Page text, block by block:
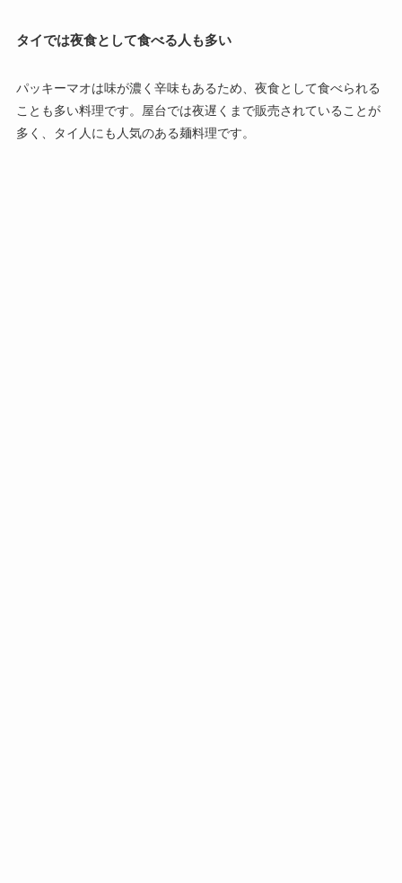
タイでは夜食として食べる人も多い
パッキーマオは味が濃く辛味もあるため、夜食として食べられる
ことも多い料理です。屋台では夜遅くまで販売されていることが
多く、タイ人にも人気のある麺料理です。